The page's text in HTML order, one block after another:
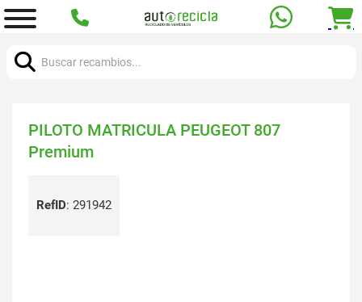
PILOTO MATRICULA PEUGEOT 807
Premium
RefID: 291942